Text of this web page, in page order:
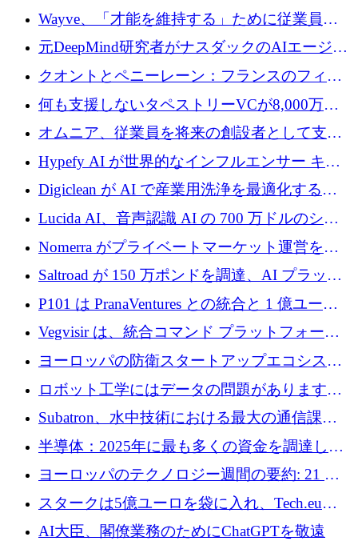
るためにCommon Pathを開始
Wayve、「才能を維持する」ために従業員に
8,500万ドルの株式公開買い付けを実施
元DeepMind研究者がナスダックのAIエージェ
ントを拡張するためにCreandumの資金調達で
記録を獲得
クオントとペニーレーン：フランスのフィン
テックの友人と敵
何も支援しないタペストリーVCが8,000万ド
ルの資金を調達、ロンドン事務所を開設
オムニア、従業員を将来の創設者として支援
するために Firedrop でファンドを立ち上げる
Hypefy AI が世界的なインフルエンサー キャ
ンペーンを自動化するためにシリーズ A で
720 万ドルを調達
Digiclean が AI で産業用洗浄を最適化するた
めに 250 万ユーロを調達
Lucida AI、音声認識 AI の 700 万ドルのシー
ドラウンドを終了
Nomerra がプライベートマーケット運営を自
動化するために 200 万ドルを調達
Saltroad が 150 万ポンドを調達、AI プラット
フォーム Ogma を買収して子ども向け言語療
法を拡大
P101 は PranaVentures との統合と 1 億ユーロ
のファンドによりシード投資に拡大
Vegvisir は、統合コマンド プラットフォーム
を通じて関連する無人システムを接続するた
めの資金を調達します
ヨーロッパの防衛スタートアップエコシステ
ムとなったハッカソン
ロボット工学にはデータの問題があります。
Macrodata Labs はそれを解決したいと考えて
Subatron、水中技術における最大の通信課題
の 1 つに取り組むために 16 万 2,000 ユーロを
確保
半導体：2025年に最も多くの資金を調達した
10社
ヨーロッパのテクノロジー週間の要約: 21 億
ユーロの取引と Tech.eu Funding Explorer
スタークは5億ユーロを袋に入れ、Tech.eu
Funding Explorerの立ち上げ、そしてルクセン
AI大臣、閣僚業務のためにChatGPTを敬遠